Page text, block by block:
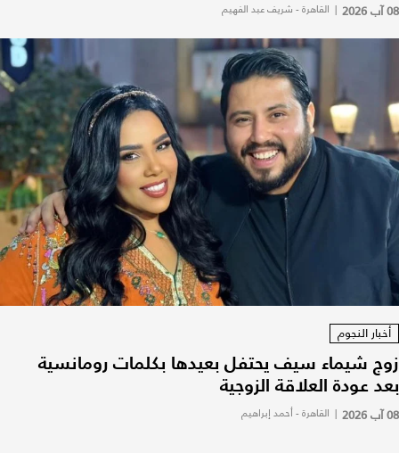
08 آب 2026 | القاهرة - شريف عبد الفهيم
أخبار النجوم
زوج شيماء سيف يحتفل بعيدها بكلمات رومانسية
بعد عودة العلاقة الزوجية
08 آب 2026 | القاهرة - أحمد إبراهيم